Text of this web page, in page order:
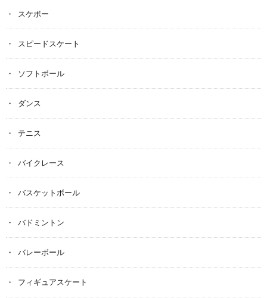
スケボー
スピードスケート
ソフトボール
ダンス
テニス
バイクレース
バスケットボール
バドミントン
バレーボール
フィギュアスケート